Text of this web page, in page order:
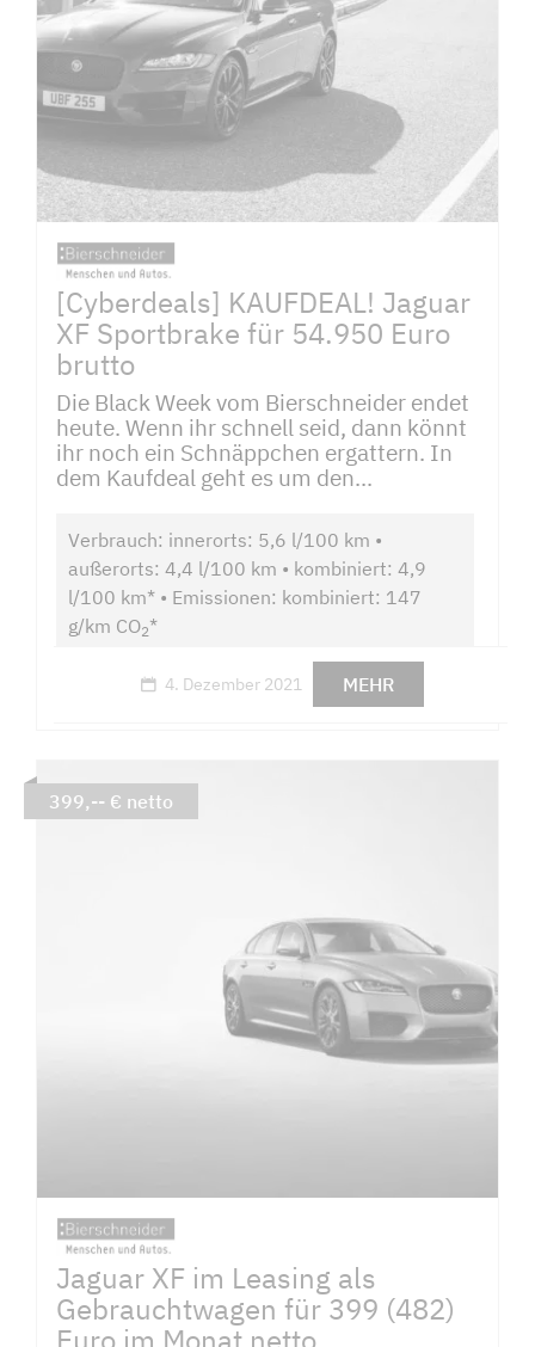
[Cyberdeals] KAUFDEAL! Jaguar
XF Sportbrake für 54.950 Euro
brutto
Die Black Week vom Bierschneider endet
heute. Wenn ihr schnell seid, dann könnt
ihr noch ein Schnäppchen ergattern. In
dem Kaufdeal geht es um den...
Verbrauch: innerorts: 5,6 l/100 km •
außerorts: 4,4 l/100 km • kombiniert: 4,9
l/100 km* • Emissionen: kombiniert: 147
g/km CO2*
4. Dezember 2021 MEHR
Jaguar XF im Leasing als
Gebrauchtwagen für 399 (482)
399,-- € netto